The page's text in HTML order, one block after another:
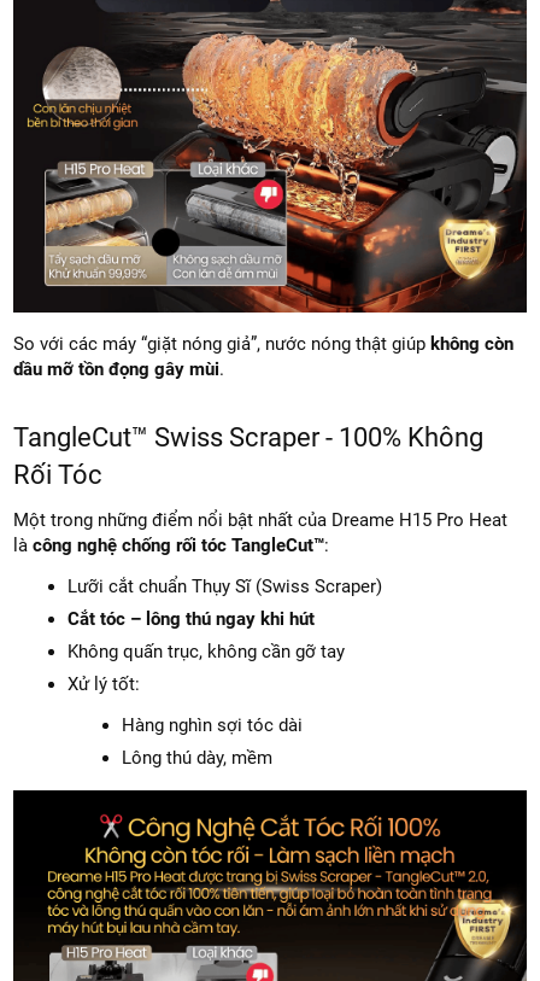
So với các máy “giặt nóng giả”, nước nóng thật giúp không còn
dầu mỡ tồn đọng gây mùi.
TangleCut™ Swiss Scraper - 100% Không
Rối Tóc
Một trong những điểm nổi bật nhất của Dreame H15 Pro Heat
làcông nghệ chống rối tóc TangleCut™:
Lưỡi cắt chuẩn Thụy Sĩ (Swiss Scraper)
Cắt tóc – lông thú ngay khi hút
Không quấn trục, không cần gỡ tay
Xử lý tốt:
Hàng nghìn sợi tóc dài
Lông thú dày, mềm